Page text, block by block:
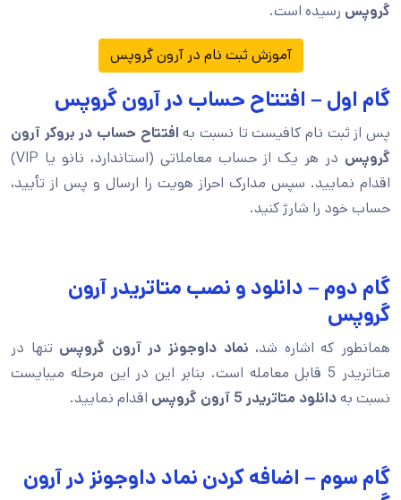
گروپس رسیده است.
آموزش ثبت نام در آرون گروپس
گام اول – افتتاح حساب در آرون گروپس
پس از ثبت نام کافیست تا نسبت به افتتاح حساب در بروکر آرون
گروپس
در هر یک از حساب معاملاتی (استاندارد، نانو یا VIP)
اقدام نمایید. سپس مدارک احراز هویت را ارسال و پس از تأیید،
حساب خود را شارژ کنید.
گام دوم – دانلود و نصب متاتریدر آرون
گروپس
همانطور که اشاره شد، نماد داوجونز در آرون گروپس تنها در
متاتریدر 5 قابل معامله است. بنابر این در این مرحله میبایست
نسبت بهدانلود متاتریدر 5 آرون گروپس اقدام نمایید.
گام سوم – اضافه کردن نماد داوجونز در آرون